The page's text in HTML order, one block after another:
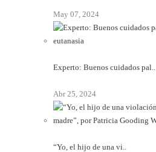
May 07, 2024
Experto: Buenos cuidados pal..
Abr 25, 2024
“Yo, el hijo de una vi..